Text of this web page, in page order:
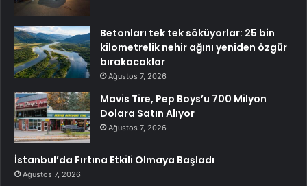
Betonları tek tek söküyorlar: 25 bin
kilometrelik nehir ağını yeniden özgür
bırakacaklar
Ağustos 7, 2026
Mavis Tire, Pep Boys’u 700 Milyon
Dolara Satın Alıyor
Ağustos 7, 2026
İstanbul’da Fırtına Etkili Olmaya Başladı
Ağustos 7, 2026